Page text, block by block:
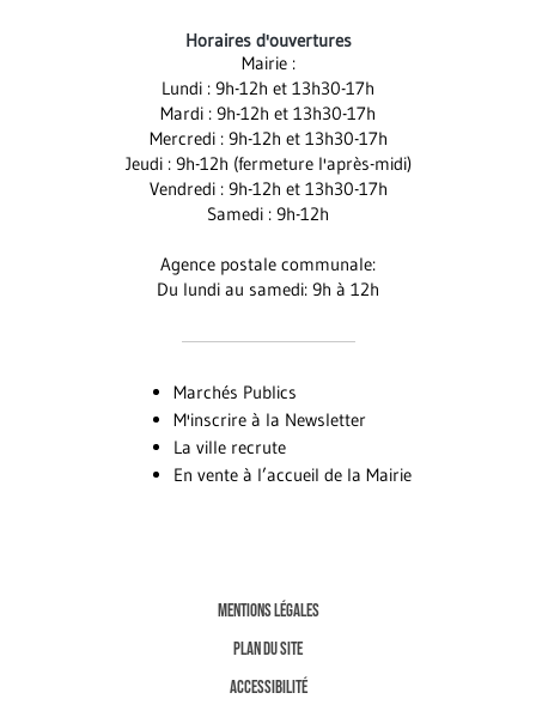
compte
Facebook
compte
Instagram
chaîne
Youtube
Horaires d'ouvertures
Mairie :
Lundi : 9h-12h et 13h30-17h
Mardi : 9h-12h et 13h30-17h
Mercredi : 9h-12h et 13h30-17h
Jeudi : 9h-12h (fermeture l'après-midi)
Vendredi : 9h-12h et 13h30-17h
Samedi : 9h-12h
Agence postale communale:
Du lundi au samedi: 9h à 12h
Marchés Publics
M'inscrire à la Newsletter
La ville recrute
En vente à l’accueil de la Mairie
MENTIONS LÉGALES
PLAN DU SITE
ACCESSIBILITÉ